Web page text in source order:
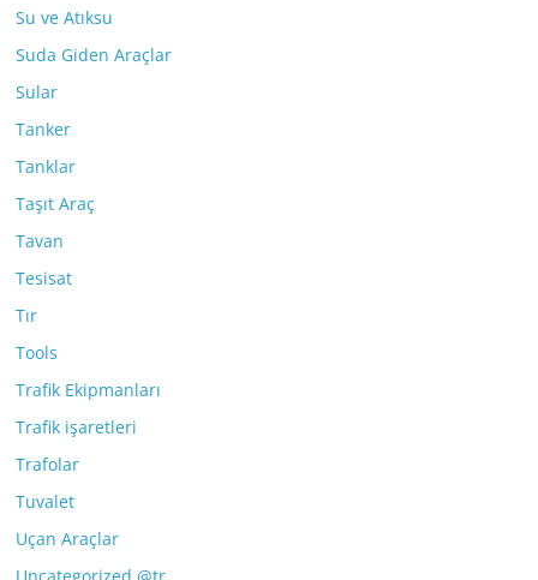
Su ve Atıksu
Suda Giden Araçlar
Sular
Tanker
Tanklar
Taşıt Araç
Tavan
Tesisat
Tır
Tools
Trafik Ekipmanları
Trafik işaretleri
Trafolar
Tuvalet
Uçan Araçlar